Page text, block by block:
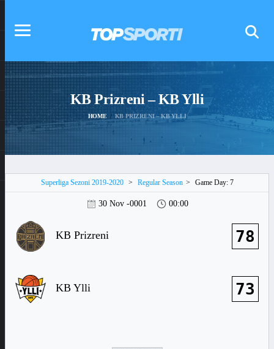
KB Prizreni – KB Ylli
HOME KB PRIZRENI – KB YLLI
Superliga Sezoni 2019-2020 > Regular Season > Game Day: 7
30 Nov -0001 00:00
KB Prizreni 78
KB Ylli 73